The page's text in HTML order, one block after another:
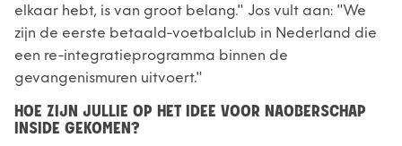
elkaar hebt, is van groot belang." Jos vult aan: "We
zijn de eerste betaald-voetbalclub in Nederland die
een re-integratieprogramma binnen de
gevangenismuren uitvoert."
HOE ZIJN JULLIE OP HET IDEE VOOR NAOBERSCHAP
INSIDE GEKOMEN?